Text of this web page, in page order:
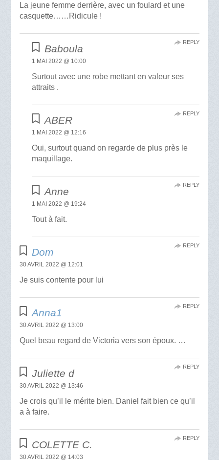
La jeune femme derrière, avec un foulard et une
casquette……Ridicule !
Baboula
1 MAI 2022 @ 10:00
Surtout avec une robe mettant en valeur ses
attraits .
REPLY
ABER
1 MAI 2022 @ 12:16
Oui, surtout quand on regarde de plus près le
maquillage.
REPLY
Anne
1 MAI 2022 @ 19:24
Tout à fait.
REPLY
Dom
30 AVRIL 2022 @ 12:01
Je suis contente pour lui
REPLY
Anna1
30 AVRIL 2022 @ 13:00
Quel beau regard de Victoria vers son époux. …
REPLY
Juliette d
30 AVRIL 2022 @ 13:46
Je crois qu’il le mérite bien. Daniel fait bien ce qu’il
a à faire.
REPLY
COLETTE C.
30 AVRIL 2022 @ 14:03
REPLY